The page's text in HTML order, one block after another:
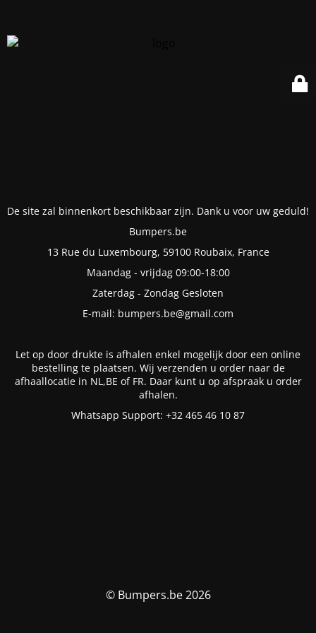
De site zal binnenkort beschikbaar zijn. Dank u voor uw geduld!
Bumpers.be
13 Rue du Luxembourg, 59100 Roubaix, France
Maandag - vrijdag 09:00-18:00
Zaterdag - Zondag Gesloten
E-mail: bumpers.be@gmail.com
Let op door drukte is afhalen enkel mogelijk door een online
bestelling te plaatsen. Wij verzenden u order naar de
afhaallocatie in NL,BE of FR. Daar kunt u op afspraak u order
afhalen.
Whatsapp Support: +32 465 46 10 87
© Bumpers.be 2026